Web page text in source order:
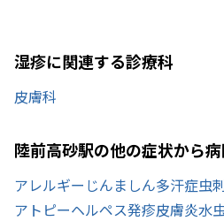
湿疹に関連する診療科
皮膚科
陸前高砂駅の他の症状から
アレルギー じんましん多汗症虫
アトピーヘルペス発疹皮膚炎水